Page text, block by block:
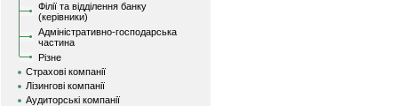
Філії та відділення банку
(керівники)
Адміністративно-господарська
частина
Різне
Страхові компанії
Лізингові компанії
Аудиторські компанії